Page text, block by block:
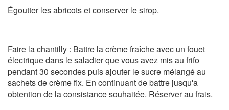
Égoutter les abricots et conserver le sirop.
Faire la chantilly : Battre la crème fraîche avec un fouet
électrique dans le saladier que vous avez mis au frifo
pendant 30 secondes puis ajouter le sucre mélangé au
sachets de crème fix. En continuant de battre jusqu'a
obtention de la consistance souhaitée. Réserver au frais.